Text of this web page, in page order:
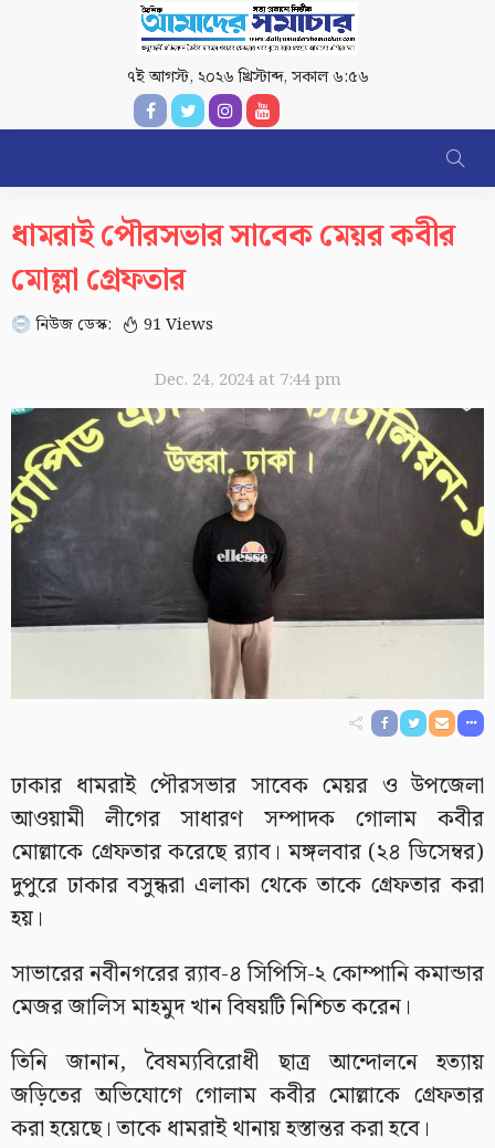
৭ই আগস্ট, ২০২৬ খ্রিস্টাব্দ,সকাল ৬:৫৬
ধামরাই পৌরসভার সাবেক মেয়র কবীর
মোল্লা গ্রেফতার
নিউজ ডেস্ক: 91 Views
Dec. 24, 2024 at 7:44 pm
ঢাকার ধামরাই পৌরসভার সাবেক মেয়র ও উপজেলা
আওয়ামী লীগের সাধারণ সম্পাদক গোলাম কবীর
মোল্লাকে গ্রেফতার করেছে র‍্যাব। মঙ্গলবার (২৪ ডিসেম্বর)
দুপুরে ঢাকার বসুন্ধরা এলাকা থেকে তাকে গ্রেফতার করা
হয়।
সাভারের নবীনগরের র‌্যাব-৪ সিপিসি-২ কোম্পানি কমান্ডার
মেজর জালিস মাহমুদ খান বিষয়টি নিশ্চিত করেন।
তিনি জানান, বৈষম্যবিরোধী ছাত্র আন্দোলনে হত্যায়
জড়িতের অভিযোগে গোলাম কবীর মোল্লাকে গ্রেফতার
করা হয়েছে। তাকে ধামরাই থানায় হস্তান্তর করা হবে।